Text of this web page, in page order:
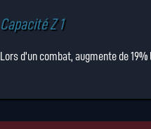
Capacité Z 1
Lors d'un combat, augmente de